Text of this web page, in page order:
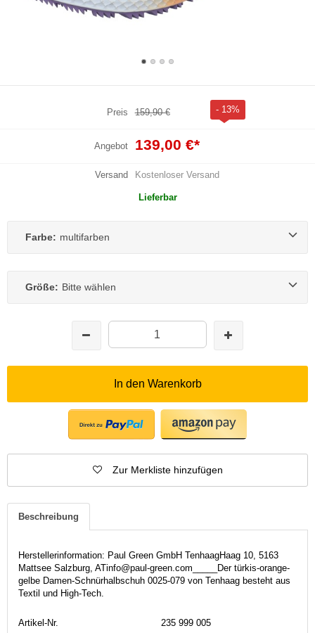
Preis 159,90 € - 13%
Angebot 139,00 €*
Versand Kostenloser Versand
Lieferbar
Farbe: multifarben
Größe: Bitte wählen
In den Warenkorb
Zur Merkliste hinzufügen
Beschreibung
Herstellerinformation: Paul Green GmbH TenhaagHaag 10, 5163
Mattsee Salzburg, ATinfo@paul-green.com_____Der türkis-orange-
gelbe Damen-Schnürhalbschuh 0025-079 von Tenhaag besteht aus
Textil und High-Tech.
Artikel-Nr.
235 999 005